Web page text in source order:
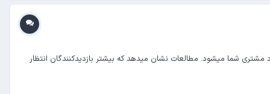
شما میشود. مطالعات نشان میدهد که بیشتر بازدیدکنندگان انتظار